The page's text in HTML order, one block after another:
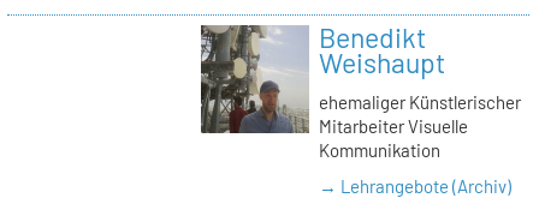
Benedikt
Weishaupt
ehemaliger Künstlerischer
Mitarbeiter Visuelle
Kommunikation
→ Lehrangebote (Archiv)